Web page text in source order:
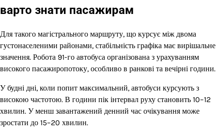
варто знати пасажирам
Для такого магістрального маршруту, що курсує між двома
густонаселеними районами, стабільність графіка має вирішальне
значення. Робота 91-го автобуса організована з урахуванням
високого пасажиропотоку, особливо в ранкові та вечірні години.
У будні дні, коли попит максимальний, автобуси курсують з
високою частотою. В години пік інтервал руху становить 10–12
хвилин. У менш завантажений денний час очікування може
зростати до 15–20 хвилин.